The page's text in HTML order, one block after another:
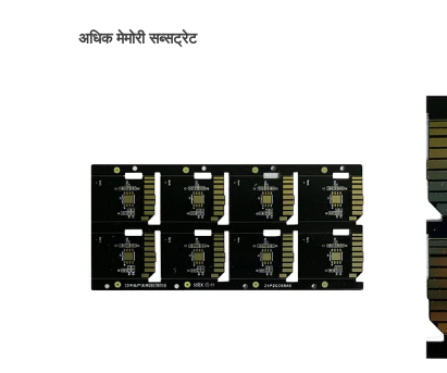
अधिक मेमोरी सब्सट्रेट